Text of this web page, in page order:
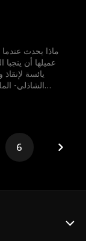
ماذا يحدث
عميلها أن
يائسة
الشاذلي-
6